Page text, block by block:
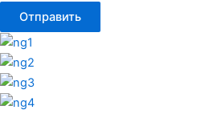
Отправить